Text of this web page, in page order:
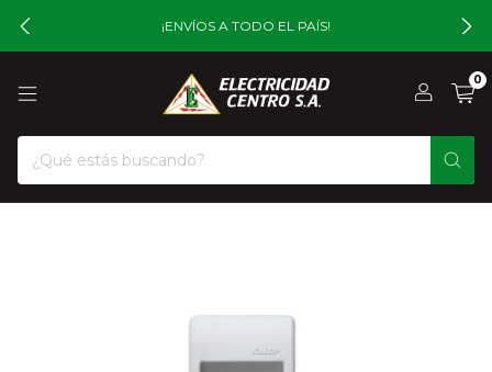
¡ENVÍOS A TODO EL PAÍS!
0